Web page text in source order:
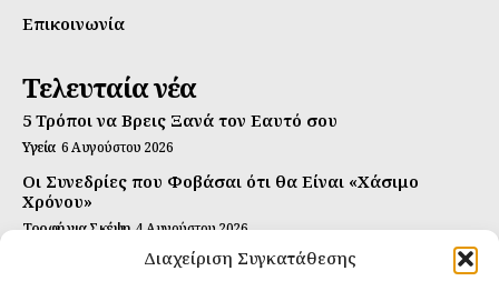
Διαχείριση Συγκατάθεσης
Επικοινωνία
Τελευταία νέα
5 Τρόποι να Βρεις Ξανά τον Εαυτό σου
Υγεία 6 Αυγούστου 2026
Οι Συνεδρίες που Φοβάσαι ότι θα Είναι «Χάσιμο
Χρόνου»
Τροφή για Σκέψη 4 Αυγούστου 2026
Αυτή Είναι η Συνταγή για Τέλεια Κομπούτσα